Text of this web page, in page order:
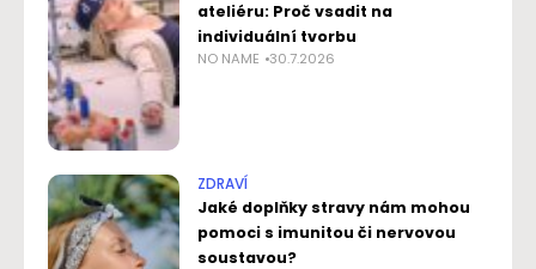
ateliéru: Proč vsadit na
individuální tvorbu
NO NAME 30.7.2026
ZDRAVÍ
Jaké doplňky stravy nám mohou
pomoci s imunitou či nervovou
soustavou?